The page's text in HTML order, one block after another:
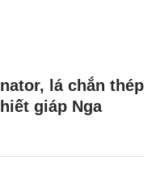
lá chắn thép
giáp Nga